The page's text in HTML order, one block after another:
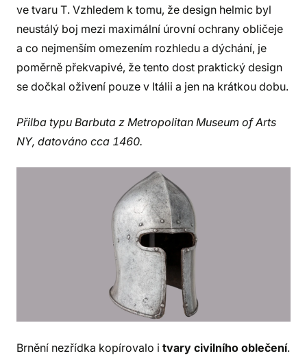
ve tvaru T. Vzhledem k tomu, že design helmic byl
neustálý boj mezi maximální úrovní ochrany obličeje
a co nejmenším omezením rozhledu a dýchání, je
poměrně překvapivé, že tento dost praktický design
se dočkal oživení pouze v Itálii a jen na krátkou dobu.
Přilba typu Barbuta z Metropolitan Museum of Arts
NY, datováno cca 1460.
Brnění nezřídka kopírovalo i tvary civilního oblečení.